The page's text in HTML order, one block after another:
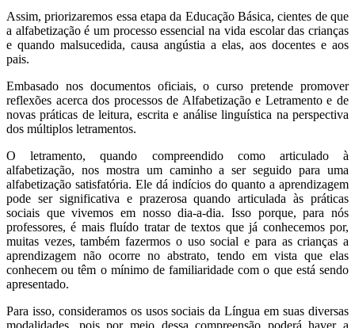
Assim, priorizaremos essa etapa da Educação Básica, cientes de que
a alfabetização é um processo essencial na vida escolar das crianças
e quando malsucedida, causa angústia a elas, aos docentes e aos
pais.
Embasado nos documentos oficiais, o curso pretende promover
reflexões acerca dos processos de Alfabetização e Letramento e de
novas práticas de leitura, escrita e análise linguística na perspectiva
dos múltiplos letramentos.
O letramento, quando compreendido como articulado à
alfabetização, nos mostra um caminho a ser seguido para uma
alfabetização satisfatória. Ele dá indícios do quanto a aprendizagem
pode ser significativa e prazerosa quando articulada às práticas
sociais que vivemos em nosso dia-a-dia. Isso porque, para nós
professores, é mais fluído tratar de textos que já conhecemos por,
muitas vezes, também fazermos o uso social e para as crianças a
aprendizagem não ocorre no abstrato, tendo em vista que elas
conhecem ou têm o mínimo de familiaridade com o que está sendo
apresentado.
Para isso, consideramos os usos sociais da Língua em suas diversas
modalidades, pois por meio dessa compreensão poderá haver a